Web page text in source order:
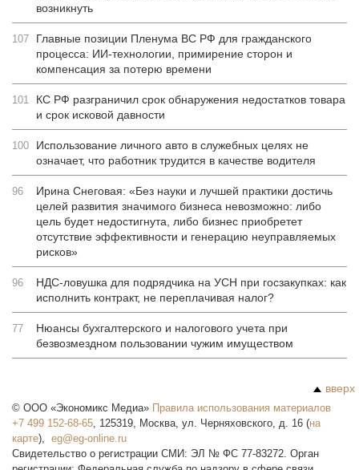
возникнуть
107
Главные позиции Пленума ВС РФ для гражданского
процесса: ИИ-технологии, примирение сторон и
компенсация за потерю времени
101
КС РФ разграничил срок обнаружения недостатков товара
и срок исковой давности
100
Использование личного авто в служебных целях не
означает, что работник трудится в качестве водителя
96
Ирина Снеговая: «Без науки и лучшей практики достичь
целей развития значимого бизнеса невозможно: либо
цель будет недостигнута, либо бизнес приобретет
отсутствие эффективности и генерацию неуправляемых
рисков»
96
НДС-ловушка для подрядчика на УСН при госзакупках: как
исполнить контракт, не переплачивая налог?
77
Нюансы бухгалтерского и налогового учета при
безвозмездном пользовании чужим имуществом
вверх
© ООО «Экономикс Медиа» Правила использования материалов
+7 499 152-68-65, 125319, Москва, ул. Черняховского, д. 16 (на
карте),
Свидетельство о регистрации СМИ: ЭЛ № ФС 77-83272. Орган